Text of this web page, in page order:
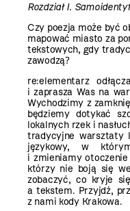
Rozdział I.
Czy poezja może być
mapować miasto za
tekstowych, gdy
zawodzą?
re:elementarz
i zaprasza Was na
Wychodzimy z
będziemy dotykać
lokalnych rzek i
tradycyjne warsztaty
językowy, w
i zmieniamy
którzy nie boją się
zobaczyć, co kryje
a tekstem. Przyjdź,
z nami kody Krakowa.